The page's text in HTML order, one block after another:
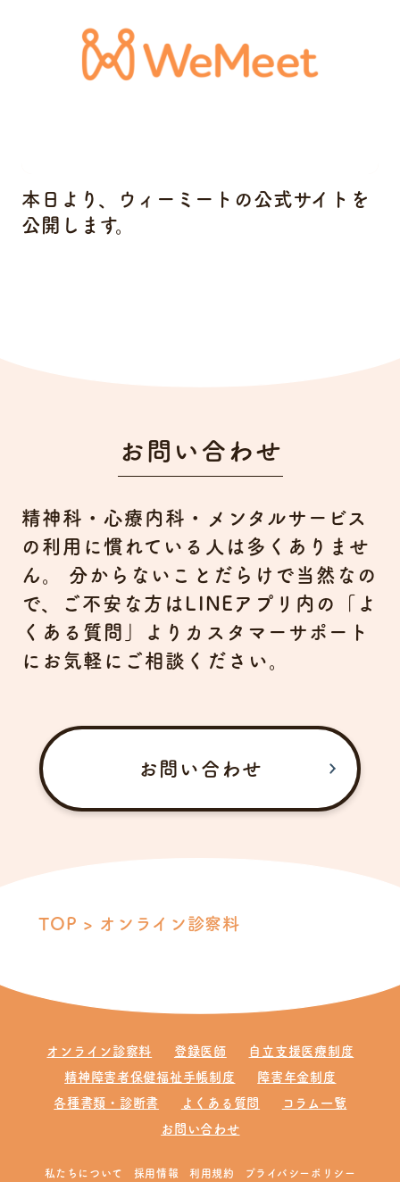
本日より、ウィーミートの公式サイトを
公開します。
お問い合わせ
精神科・心療内科・メンタルサービス
の利用に慣れている人は多くありませ
ん。
分からないことだらけで当然なの
で、ご不安な方はLINEアプリ内の「よ
くある質問」よりカスタマーサポート
にお気軽にご相談ください。
お問い合わせ
TOP オンライン診察料
オンライン診察料 登録医師
自立支援医療制度
精神障害者保健福祉手帳制度
障害年金制度
各種書類・診断書
よくある質問
コラム一覧
お問い合わせ
私たちについて 採用情報 利用規約 プライバシーポリシー